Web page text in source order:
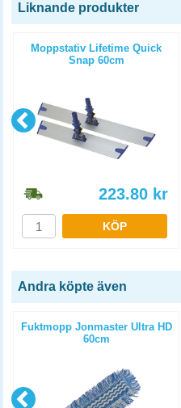
Liknande produkter
Moppstativ Lifetime Quick
Snap 60cm
223.80 kr
KÖP
Andra köpte även
Fuktmopp Jonmaster Ultra HD
60cm